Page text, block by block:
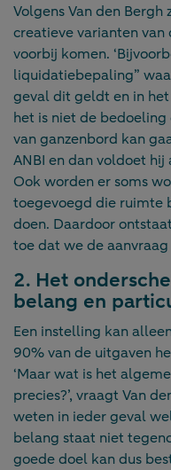
Volgens Van den Bergh
creatieve varianten
voorbij komen.
liquidatiebepaling”
geval dit geldt en in
het is niet de
van ganzenbord kan
ANBI en dan voldoet
Ook worden er soms
toegevoegd die ruimte
doen. Daardoor
toe dat we de aanvraag
2. Het
belang en
Een instelling kan
90% van de uitgaven
‘Maar wat is het
precies?’, vraagt Van
weten in ieder geval
belang staat niet
goede doel kan dus